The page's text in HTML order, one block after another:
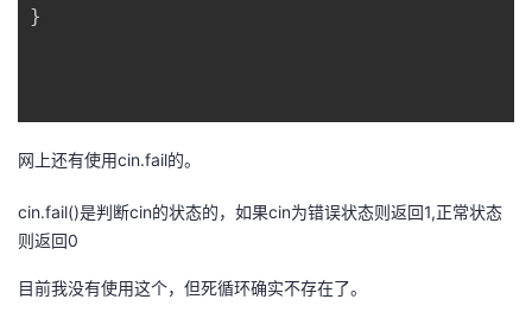
开
者
学
的
我
持
}
网上还有使用cin.fail的。
cin.fail()是判断cin的状态的，如果cin为错误状态则返回1,正常状态
则返回0
目前我没有使用这个，但死循环确实不存在了。